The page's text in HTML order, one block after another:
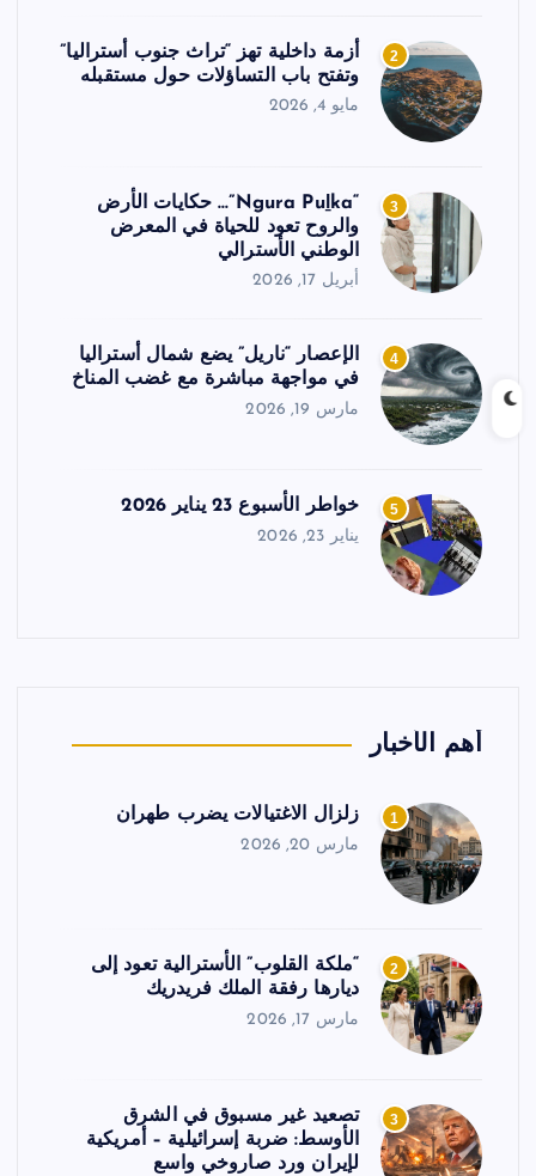
2
أزمة داخلية تهز “تراث جنوب أستراليا”
وتفتح باب التساؤلات حول مستقبله
مايو 4, 2026
3
“Ngura Puḻka”… حكايات الأرض
والروح تعود للحياة في المعرض
الوطني الأسترالي
أبريل 17, 2026
4
الإعصار “ناريل” يضع شمال أستراليا
في مواجهة مباشرة مع غضب المناخ
مارس 19, 2026
5 خواطر الأسبوع 23 يناير 2026
يناير 23, 2026
أهم الأخبار
1 زلزال الاغتيالات يضرب طهران
مارس 20, 2026
2
“ملكة القلوب” الأسترالية تعود إلى
ديارها رفقة الملك فريدريك
مارس 17, 2026
3
تصعيد غير مسبوق في الشرق
الأوسط: ضربة إسرائيلية – أمريكية
لإيران ورد صاروخي واسع